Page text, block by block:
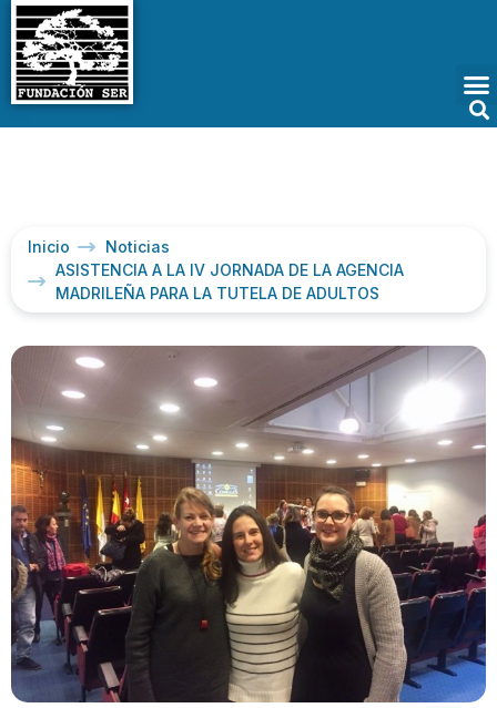
Inicio
Noticias
ASISTENCIA A LA IV JORNADA DE LA AGENCIA
MADRILEÑA PARA LA TUTELA DE ADULTOS